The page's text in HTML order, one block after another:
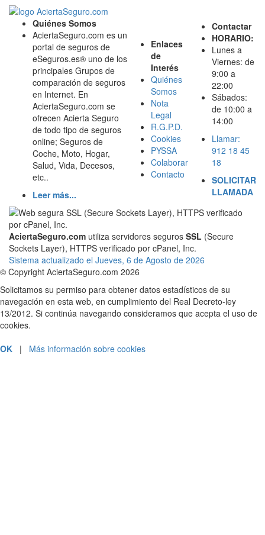
Quiénes Somos
AciertaSeguro.com es un
portal de seguros de
eSeguros.es® uno de los
principales Grupos de
comparación de seguros
en Internet. En
AciertaSeguro.com se
ofrecen Acierta Seguro
de todo tipo de seguros
online; Seguros de
Coche, Moto, Hogar,
Salud, Vida, Decesos,
etc..
Leer más...
Enlaces
de
Interés
Quiénes
Somos
Nota
Legal
R.G.P.D.
Cookies
PYSSA
Colaborar
Contacto
Contactar
HORARIO:
Lunes a
Viernes: de
9:00 a
22:00
Sábados:
de 10:00 a
14:00
Llamar:
912 18 45
18
SOLICITAR
LLAMADA
AciertaSeguro.com utiliza servidores seguros SSL (Secure
Sockets Layer), HTTPS verificado por cPanel, Inc.
Sistema actualizado el Jueves, 6 de Agosto de 2026
© Copyright AciertaSeguro.com 2026
Solicitamos su permiso para obtener datos estadísticos de su
navegación en esta web, en cumplimiento del Real Decreto-ley
13/2012. Si continúa navegando consideramos que acepta el uso de
cookies.
OK | Más información sobre cookies